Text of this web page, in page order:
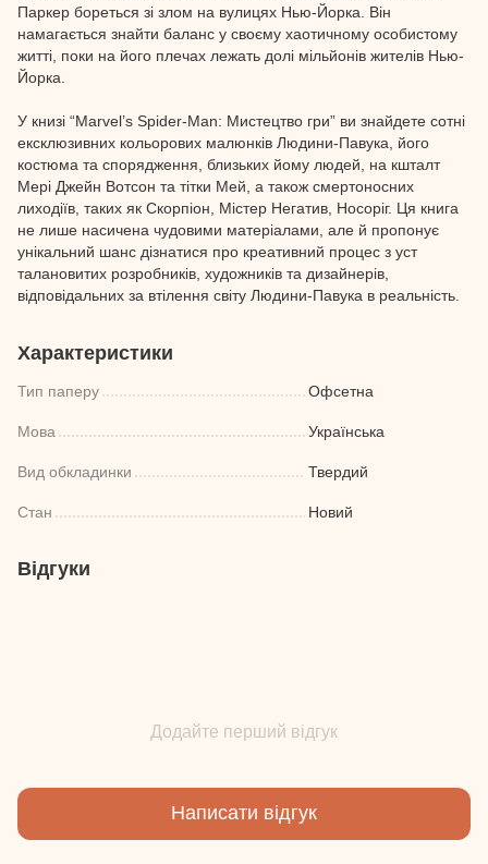
Паркер бореться зі злом на вулицях Нью-Йорка. Він
намагається знайти баланс у своєму хаотичному особистому
житті, поки на його плечах лежать долі мільйонів жителів Нью-
Йорка.
У книзі “Marvel’s Spider-Man: Мистецтво гри” ви знайдете сотні
ексклюзивних кольорових малюнків Людини-Павука, його
костюма та спорядження, близьких йому людей, на кшталт
Мері Джейн Вотсон та тітки Мей, а також смертоносних
лиходіїв, таких як Скорпіон, Містер Негатив, Носоріг. Ця книга
не лише насичена чудовими матеріалами, але й пропонує
унікальний шанс дізнатися про креативний процес з уст
талановитих розробників, художників та дизайнерів,
відповідальних за втілення світу Людини-Павука в реальність.
Характеристики
Тип паперу Офсетна
Мова Українська
Вид обкладинки Твердий
Стан Новий
Відгуки
Додайте перший відгук
Написати відгук